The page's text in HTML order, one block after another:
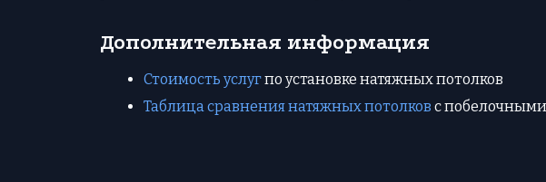
Дополнительная информация
Стоимость услугпо установке натяжных потолков
Таблица сравнения натяжных потолков с